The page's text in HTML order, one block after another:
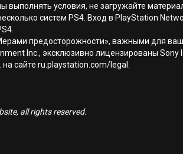
выполнять условия, не загружайте
систем PS4. Вход в PlayStation
предосторожности», важными для
Inc., эксклюзивно лицензированы
сайте ru.playstation.com/legal.
all rights reserved.